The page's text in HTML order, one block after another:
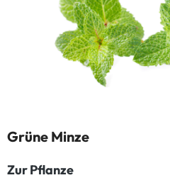
Grüne Minze
Zur Pflanze